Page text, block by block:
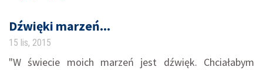
Dźwięki marzeń...
15 lis, 2015
"W świecie moich marzeń jest dźwięk. Chciałabym